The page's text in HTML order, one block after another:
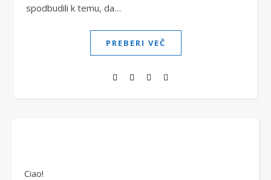
spodbudili k temu, da…
PREBERI VEČ
Ciao!